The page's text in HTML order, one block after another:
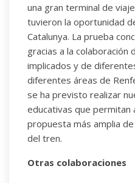
una gran terminal de
tuvieron la oportunidad
Catalunya. La prueba
gracias a la colaboración
implicados y de
diferentes áreas de
se ha previsto realizar
educativas que permitan
propuesta más amplia
del tren.
Otras colaboraciones